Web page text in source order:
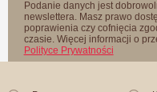
Podanie danych jest
newslettera. Masz prawo
poprawienia czy cofnięcia
czasie. Więcej informacji o
Polityce Prywatności